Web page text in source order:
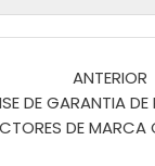
ANTERIOR
DE GARANTIA
DE